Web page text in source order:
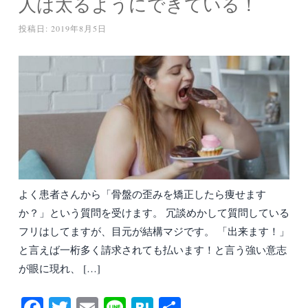
投稿日: 2019年8月5日
よく患者さんから「骨盤の歪みを矯正したら痩せます
か？」という質問を受けます。 冗談めかして質問している
フリはしてますが、目元が結構マジです。 「出来ます！」
と言えば一桁多く請求されても払います！と言う強い意志
が眼に現れ、 […]